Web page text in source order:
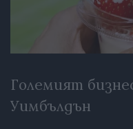
Големият
Уимбълдън